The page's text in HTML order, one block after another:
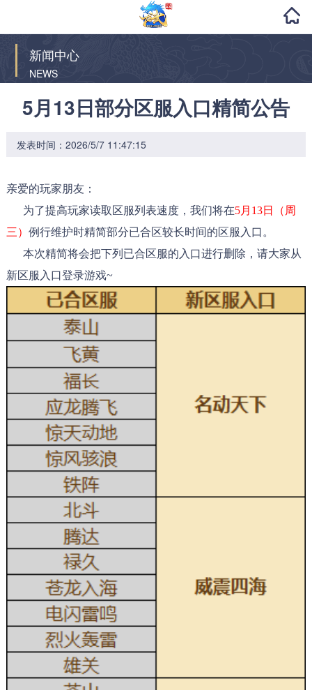
新闻中心
NEWS
5月13日部分区服入口精简公告
发表时间：2026/5/7 11:47:15
亲爱的玩家朋友：
为了提高玩家读取区服列表速度，我们将在5月13日（周
三） 例行维护时精简部分已合区较长时间的区服入口。
本次精简将会把下列已合区服的入口进行删除，请大家从
新区服入口登录游戏~